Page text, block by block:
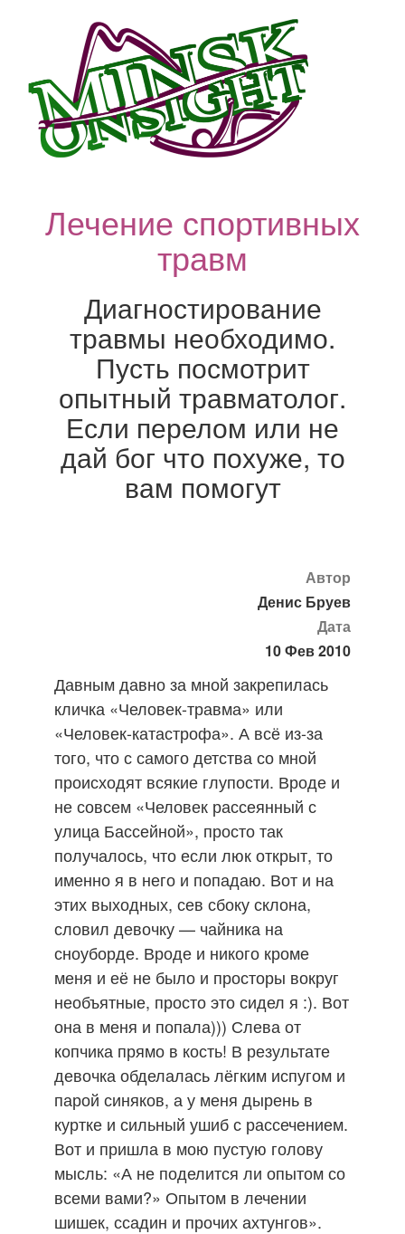
Лечение спортивных
травм
Диагностирование
травмы необходимо.
Пусть посмотрит
опытный травматолог.
Если перелом или не
дай бог что похуже, то
вам помогут
Автор
Денис Бруев
Дата
10 Фев 2010
Давным давно за мной закрепилась
кличка «Человек-травма» или
«Человек-катастрофа». А всё из-за
того, что с самого детства со мной
происходят всякие глупости. Вроде и
не совсем «Человек рассеянный с
улица Бассейной», просто так
получалось, что если люк открыт, то
именно я в него и попадаю. Вот и на
этих выходных, сев сбоку склона,
словил девочку — чайника на
сноуборде. Вроде и никого кроме
меня и её не было и просторы вокруг
необъятные, просто это сидел я :). Вот
она в меня и попала))) Слева от
копчика прямо в кость! В результате
девочка обделалась лёгким испугом и
парой синяков, а у меня дырень в
куртке и сильный ушиб с рассечением.
Вот и пришла в мою пустую голову
мысль: «А не поделится ли опытом со
всеми вами?» Опытом в лечении
шишек, ссадин и прочих ахтунгов».